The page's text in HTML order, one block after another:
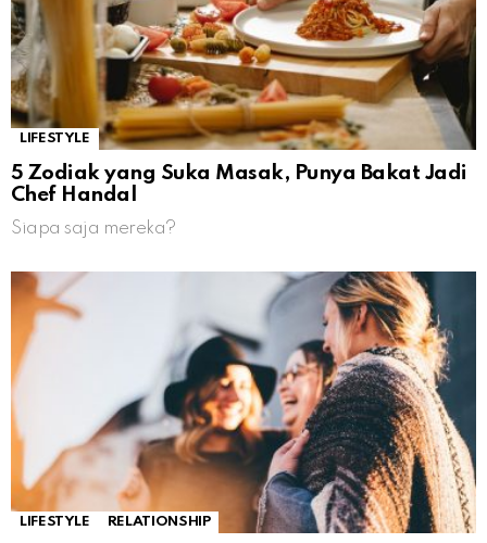
LIFESTYLE
5 Zodiak yang Suka Masak, Punya Bakat Jadi
Chef Handal
Siapa saja mereka?
LIFESTYLE RELATIONSHIP